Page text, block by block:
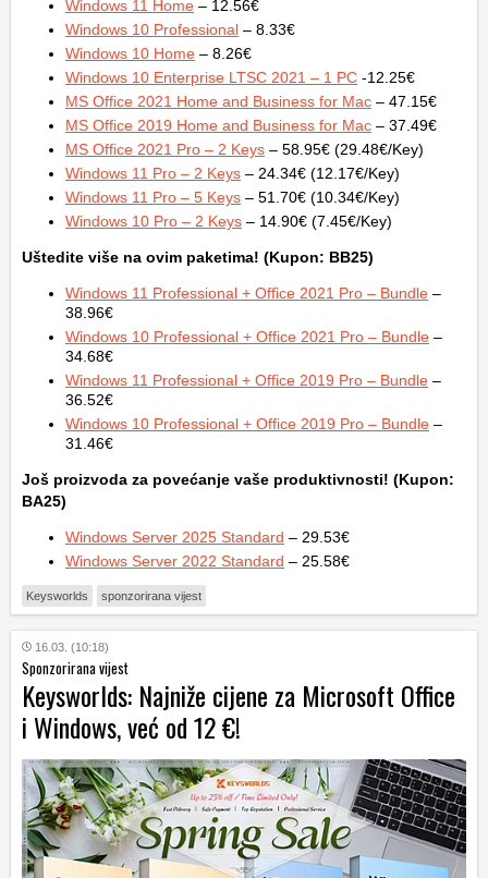
Windows 11 Home – 12.56€
Windows 10 Professional – 8.33€
Windows 10 Home – 8.26€
Windows 10 Enterprise LTSC 2021 – 1 PC -12.25€
MS Office 2021 Home and Business for Mac – 47.15€
MS Office 2019 Home and Business for Mac – 37.49€
MS Office 2021 Pro – 2 Keys – 58.95€ (29.48€/Key)
Windows 11 Pro – 2 Keys – 24.34€ (12.17€/Key)
Windows 11 Pro – 5 Keys – 51.70€ (10.34€/Key)
Windows 10 Pro – 2 Keys – 14.90€ (7.45€/Key)
Uštedite više na ovim paketima! (Kupon: BB25)
Windows 11 Professional + Office 2021 Pro – Bundle –
38.96€
Windows 10 Professional + Office 2021 Pro – Bundle –
34.68€
Windows 11 Professional + Office 2019 Pro – Bundle –
36.52€
Windows 10 Professional + Office 2019 Pro – Bundle –
31.46€
Još proizvoda za povećanje vaše produktivnosti! (Kupon:
BA25)
Windows Server 2025 Standard – 29.53€
Windows Server 2022 Standard – 25.58€
Keysworlds sponzorirana vijest
16.03. (10:18)
Sponzorirana vijest
Keysworlds: Najniže cijene za Microsoft Office
i Windows, već od 12 €!